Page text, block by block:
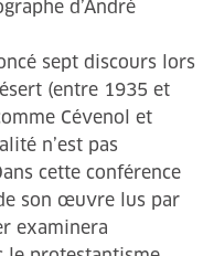
d’André
sept discours lors
(entre 1935 et
Cévenol et
n’est pas
cette conférence
son œuvre lus par
examinera